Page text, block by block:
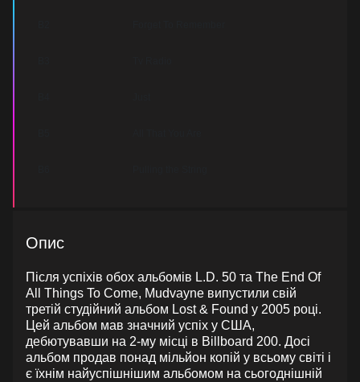
Опис
Після успіхів обох альбомів L.D. 50 та The End Of
All Things To Come, Mudvayne випустили свій
третій студійний альбом Lost & Found у 2005 році.
Цей альбом мав значний успіх у США,
дебютувавши на 2-му місці в Billboard 200. Досі
альбом продав понад мільйон копій у всьому світі і
є їхнім найуспішнішим альбомом на сьогоднішній